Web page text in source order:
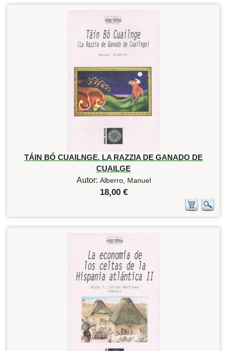
TÁIN BÓ CUAILNGE. LA RAZZIA DE GANADO DE
CUAILGE
Autor: Alberro, Manuel
18,00 €